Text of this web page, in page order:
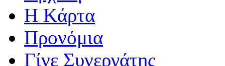
Η Kάρτα
Προνόμια
Γίνε Συνεργάτης